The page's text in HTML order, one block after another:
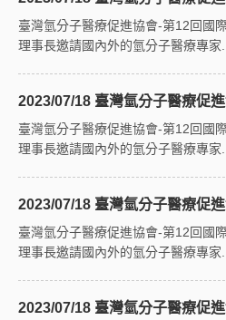
臺灣氫分子醫療促進協會-第12回國
理事長邀請國內外的氫分子醫療專家...
2023/07/18 臺灣氫分子醫療促
臺灣氫分子醫療促進協會-第12回國
理事長邀請國內外的氫分子醫療專家...
2023/07/18 臺灣氫分子醫療促
臺灣氫分子醫療促進協會-第12回國
理事長邀請國內外的氫分子醫療專家...
2023/07/18 臺灣氫分子醫療促